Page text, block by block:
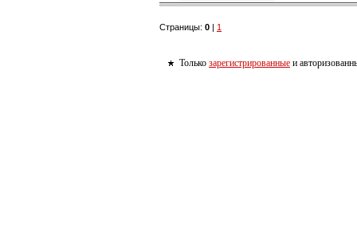
Страницы: 0 | 1
Только зарегистрированные и